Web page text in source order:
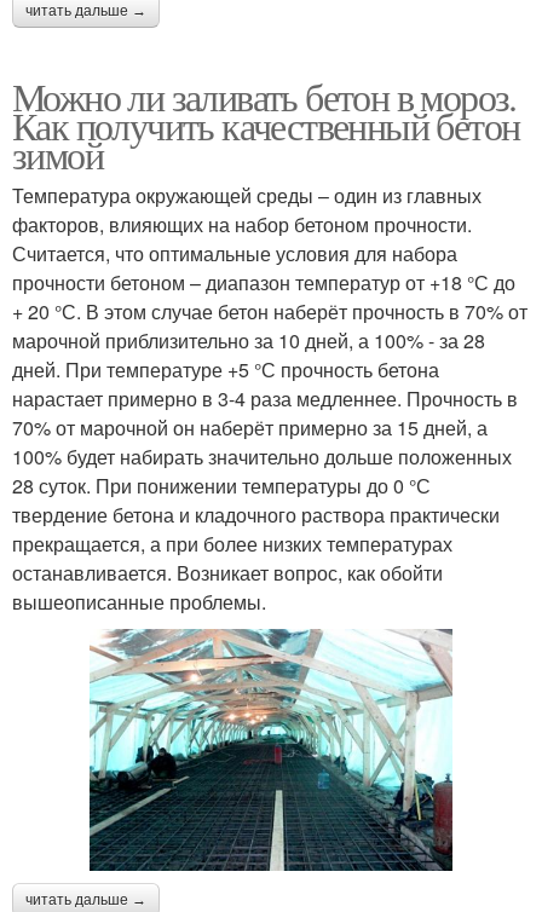
читать дальше →
Можно ли заливать бетон в мороз.
Как получить качественный бетон
зимой
Температура окружающей среды – один из главных
факторов, влияющих на набор бетоном прочности.
Считается, что оптимальные условия для набора
прочности бетоном – диапазон температур от +18 °С до
+ 20 °С. В этом случае бетон наберёт прочность в 70% от
марочной приблизительно за 10 дней, а 100% - за 28
дней. При температуре +5 °С прочность бетона
нарастает примерно в 3-4 раза медленнее. Прочность в
70% от марочной он наберёт примерно за 15 дней, а
100% будет набирать значительно дольше положенных
28 суток. При понижении температуры до 0 °С
твердение бетона и кладочного раствора практически
прекращается, а при более низких температурах
останавливается. Возникает вопрос, как обойти
вышеописанные проблемы.
читать дальше →